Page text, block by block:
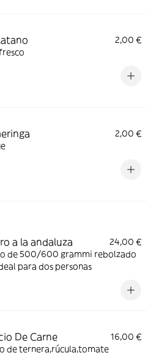
2,00 €
2,00 €
a la andaluza
24,00 €
de 500/600 grammi rebolzado
para dos personas
De Carne
16,00 €
de ternera,rúcula,tomate